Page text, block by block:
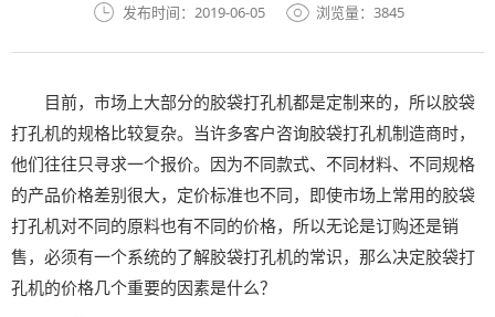
发布时间：2019-06-05 浏览量：3845
目前，市场上大部分的胶袋打孔机都是定制来的，所以胶袋
打孔机的规格比较复杂。当许多客户咨询胶袋打孔机制造商时，
他们往往只寻求一个报价。因为不同款式、不同材料、不同规格
的产品价格差别很大，定价标准也不同，即使市场上常用的胶袋
打孔机对不同的原料也有不同的价格，所以无论是订购还是销
售，必须有一个系统的了解胶袋打孔机的常识，那么决定胶袋打
孔机的价格几个重要的因素是什么？